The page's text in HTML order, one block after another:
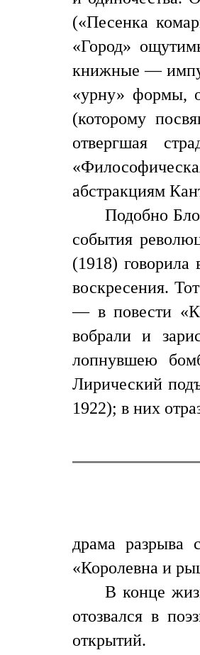
(«Песенка
«Город»
книжные —
«урну» формы,
(которому
отвергшая
абстракциям
Подобно
события
(1918) говорила
воскресения.
— в повести
вобрали и
лопнувшею
Лирический
1922); в них
драма разрыва
«Королевна и
В конце
отозвался в
открытий.